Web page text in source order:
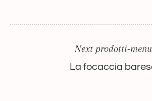
Next prodotti-menu
La focaccia